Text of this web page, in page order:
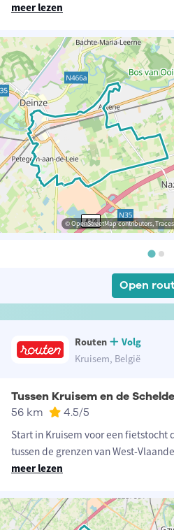
meer lezen
© OpenStreetMap contributors,
Open
Routen
Volg
Kruisem, België
Tussen Kruisem en de
56 km 4.5/5
Start in Kruisem voor een
tussen de grenzen van West-
meer lezen